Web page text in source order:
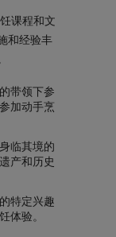
课程和文
和经验丰
带领下参
加动手烹
临其境的
产和历史
特定兴趣
体验。